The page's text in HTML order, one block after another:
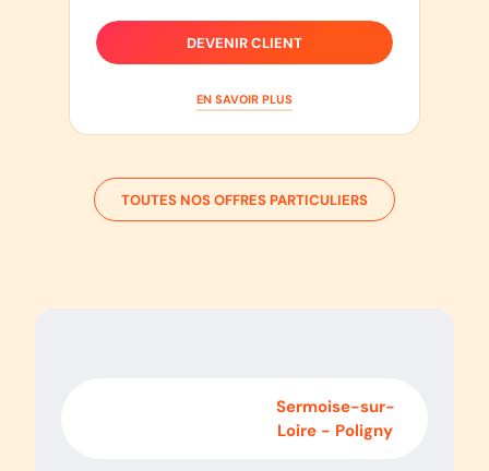
DEVENIR CLIENT
EN SAVOIR PLUS
TOUTES NOS OFFRES PARTICULIERS
Sermoise-sur-
Loire - Poligny